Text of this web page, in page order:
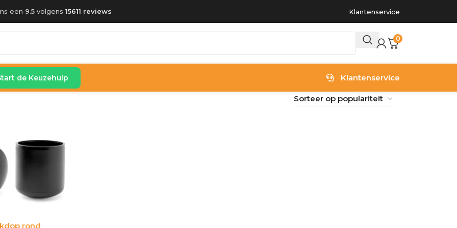
een 9.5 volgens 15611 reviews Klantenservice
0
de Keuzehulp Klantenservice
rond